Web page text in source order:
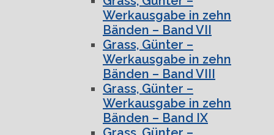
Werkausgabe in zehn
Bänden – Band VII
Grass, Günter –
Werkausgabe in zehn
Bänden – Band VIII
Grass, Günter –
Werkausgabe in zehn
Bänden – Band IX